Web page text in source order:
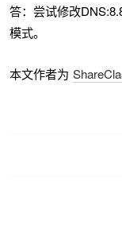
答：尝试修改
模式。
本文作者为